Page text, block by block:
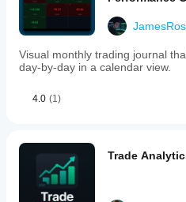
Visual monthly trading journal
day-by-day in a calendar view.
4.0 (1)
Trade